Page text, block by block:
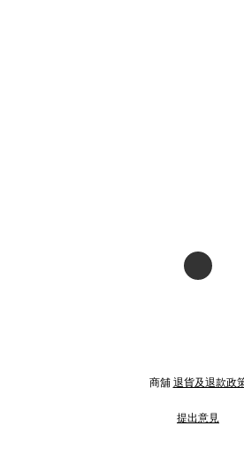
商舖 退貨及退款政
提出意見